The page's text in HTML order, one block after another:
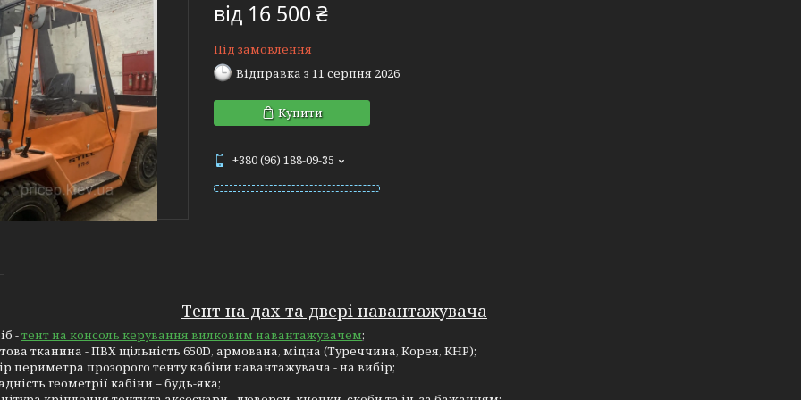
від 16 500 ₴
Під замовлення
Відправка з 11 серпня 2026
Купити
+380 (96) 188-09-35
Тент на дах та двері навантажувача
-тент на консоль керування вилковим навантажувачем;
тканина - ПВХ щільність 650D, армована, міцна (Туреччина, Корея, КНР);
периметра прозорого тенту кабіни навантажувача - на вибір;
геометрії кабіни – будь-яка;